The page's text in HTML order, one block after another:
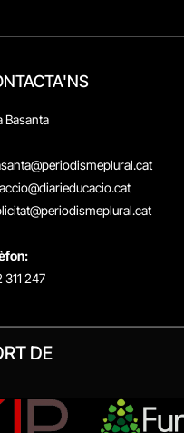
Basanta
311 247
DE